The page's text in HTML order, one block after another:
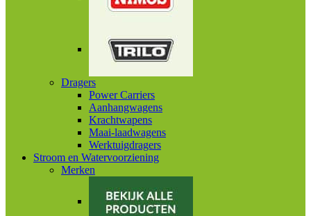
Dragers
Power Carriers
Aanhangwagens
Krachtwapens
Maai-laadwagens
Werktuigdragers
Stroom en Watervoorziening
Merken